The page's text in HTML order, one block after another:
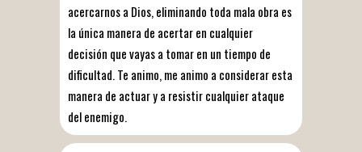
acercarnos a Dios, eliminando toda mala obra es
la única manera de acertar en cualquier
decisión que vayas a tomar en un tiempo de
dificultad. Te animo, me animo a considerar esta
manera de actuar y a resistir cualquier ataque
del enemigo.